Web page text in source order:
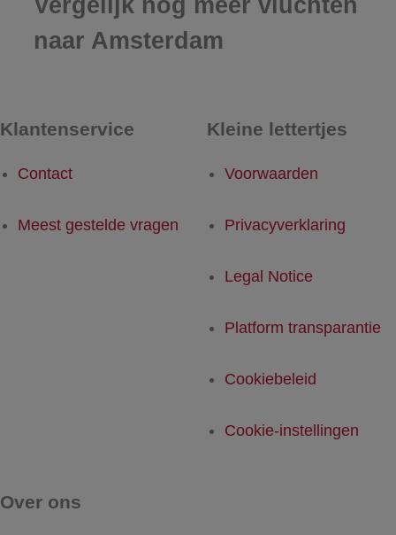
Vergelijk nog meer vluchten
naar Amsterdam
Klantenservice
Contact
Meest gestelde vragen
Kleine lettertjes
Voorwaarden
Privacyverklaring
Legal Notice
Platform transparantie
Cookiebeleid
Cookie-instellingen
Over ons